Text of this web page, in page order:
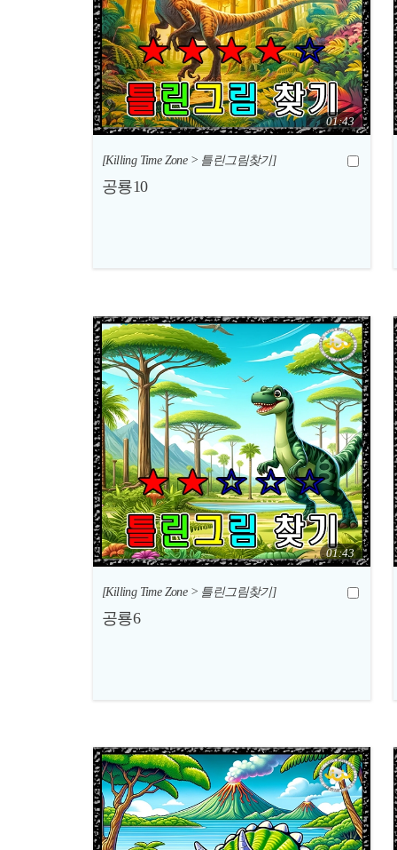
01:43
[Killing Time Zone > 틀린그림찾기]
공룡10
01:43
[Killing Time Zone > 틀린그림찾기]
공룡6